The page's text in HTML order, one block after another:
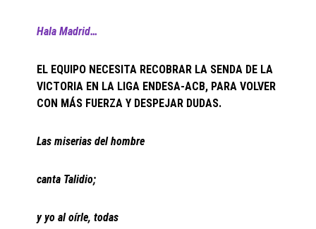
Hala Madrid…
EL EQUIPO NECESITA RECOBRAR LA SENDA DE LA
VICTORIA EN LA LIGA ENDESA-ACB, PARA VOLVER
CON MÁS FUERZA Y DESPEJAR DUDAS.
Las miserias del hombre
canta Talidio;
y yo al oírle, todas